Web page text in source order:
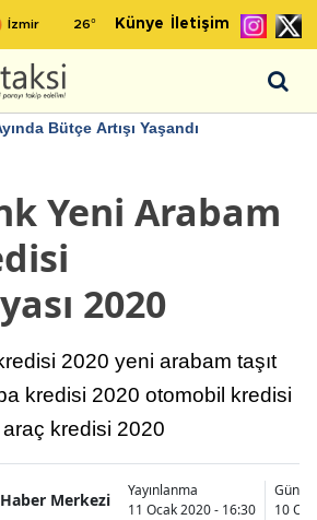
26° Künye İletişim
Bütçe Artışı Yaşandı
Yeni Arabam
2020
2020 yeni arabam taşıt
kredisi 2020 otomobil kredisi
kredisi 2020
Merkezi
Yayınlanma
11 Ocak 2020 - 16:30
10